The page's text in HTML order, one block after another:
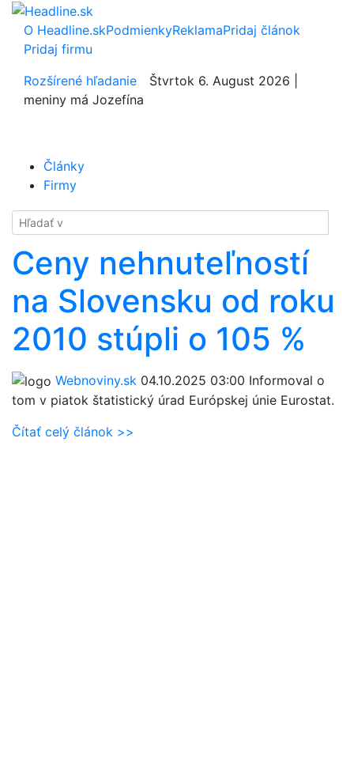
O Headline.skPodmienkyReklamaPridaj článok
Pridaj firmu
Rozšírené hľadanie
Štvrtok 6. August 2026 |
meniny má Jozefína
Články
Firmy
Hladať
Ceny nehnuteľností
na Slovensku od roku
2010 stúpli o 105 %
Webnoviny.sk 04.10.2025 03:00 Informoval o
tom v piatok štatistický úrad Európskej únie Eurostat.
Čítať celý článok >>